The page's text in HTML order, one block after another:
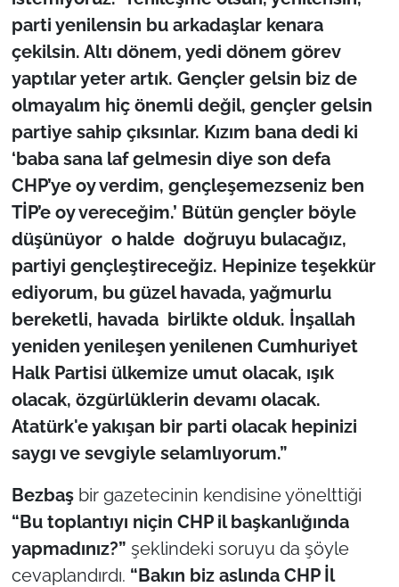
parti yenilensin bu arkadaşlar kenara
çekilsin. Altı dönem, yedi dönem görev
yaptılar yeter artık. Gençler gelsin biz de
olmayalım hiç önemli değil, gençler gelsin
partiye sahip çıksınlar. Kızım bana dedi ki
‘baba sana laf gelmesin diye son defa
CHP’ye oy verdim, gençleşemezseniz ben
TİP’e oy vereceğim.’ Bütün gençler böyle
düşünüyor o halde doğruyu bulacağız,
partiyi gençleştireceğiz. Hepinize teşekkür
ediyorum, bu güzel havada, yağmurlu
bereketli, havada birlikte olduk. İnşallah
yeniden yenileşen yenilenen Cumhuriyet
Halk Partisi ülkemize umut olacak, ışık
olacak, özgürlüklerin devamı olacak.
Atatürk'e yakışan bir parti olacak hepinizi
saygı ve sevgiyle selamlıyorum.”
Bezbaşbir gazetecinin kendisine yönelttiği
“Bu toplantıyı niçin CHP il başkanlığında
yapmadınız?” şeklindeki soruyu da şöyle
cevaplandırdı. “Bakın biz aslında CHP İl